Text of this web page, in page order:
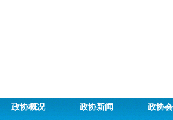
政协概况 政协新闻
政协